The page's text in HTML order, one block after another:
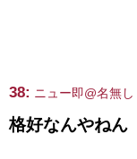
38: ニュー即@名無し
格好なんやねん